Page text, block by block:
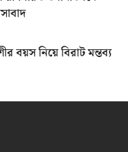
বয়স নিয়ে বিরাট মন্তব্য